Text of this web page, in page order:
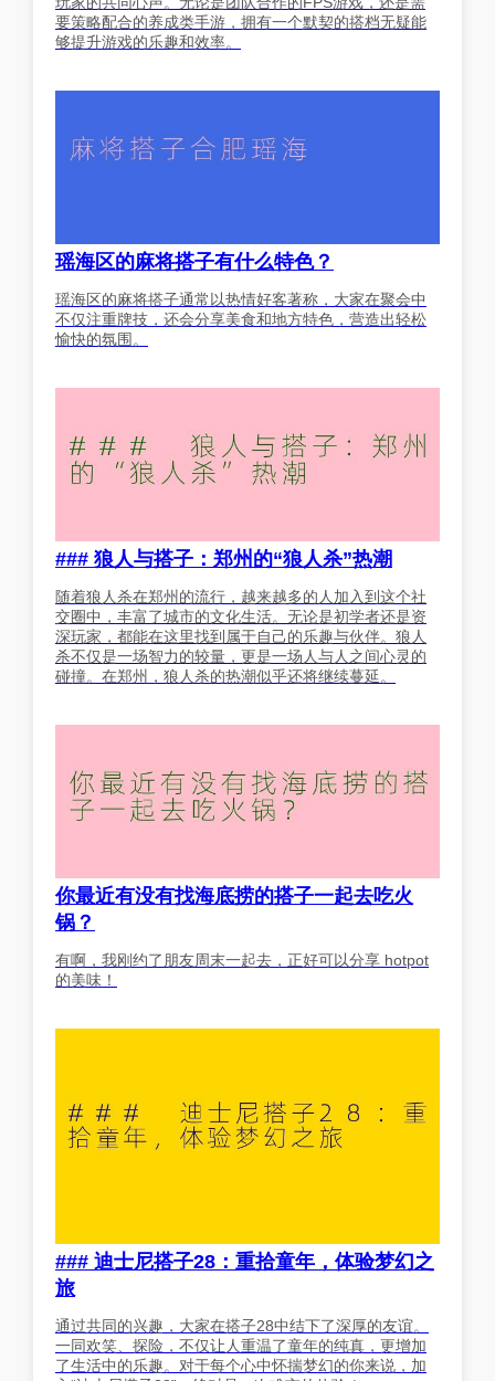
要策略配合的养成类手游，拥有一个默契的搭档无疑能
够提升游戏的乐趣和效率。
瑶海区的麻将搭子有什么特色？
瑶海区的麻将搭子通常以热情好客著称，大家在聚会中
不仅注重牌技，还会分享美食和地方特色，营造出轻松
愉快的氛围。
### 狼人与搭子：郑州的“狼人杀”热潮
随着狼人杀在郑州的流行，越来越多的人加入到这个社
交圈中，丰富了城市的文化生活。无论是初学者还是资
深玩家，都能在这里找到属于自己的乐趣与伙伴。狼人
杀不仅是一场智力的较量，更是一场人与人之间心灵的
碰撞。在郑州，狼人杀的热潮似乎还将继续蔓延。
你最近有没有找海底捞的搭子一起去吃火
锅？
有啊，我刚约了朋友周末一起去，正好可以分享 hotpot
的美味！
### 迪士尼搭子28：重拾童年，体验梦幻之
旅
通过共同的兴趣，大家在搭子28中结下了深厚的友谊。
一同欢笑、探险，不仅让人重温了童年的纯真，更增加
了生活中的乐趣。对于每个心中怀揣梦幻的你来说，加